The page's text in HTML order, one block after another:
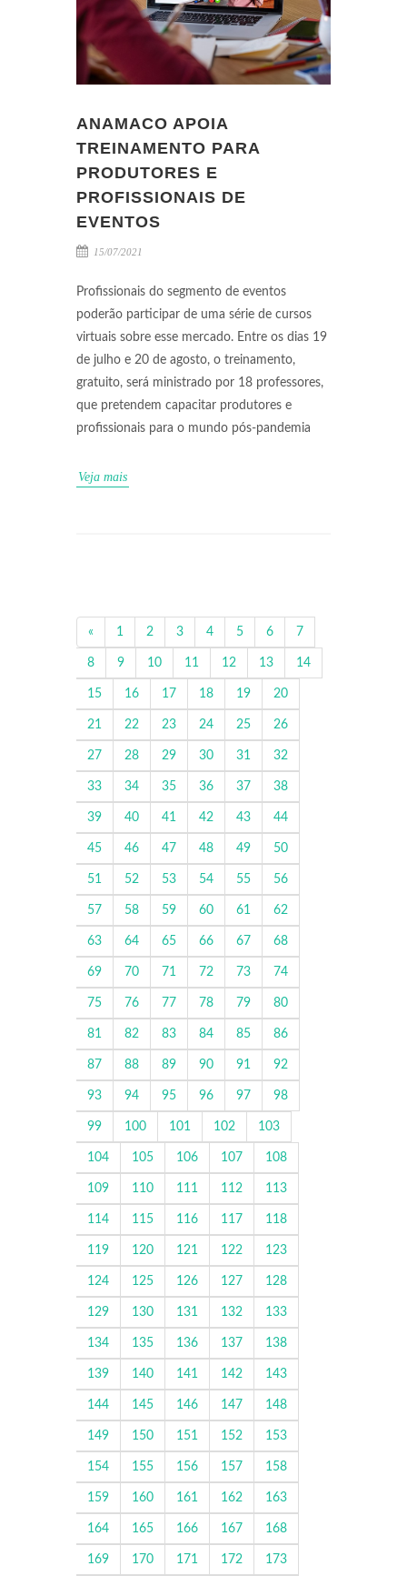
ANAMACO APOIA
TREINAMENTO PARA
PRODUTORES E
PROFISSIONAIS DE
EVENTOS
15/07/2021
Profissionais do segmento de eventos
poderão participar de uma série de cursos
virtuais sobre esse mercado. Entre os dias 19
de julho e 20 de agosto, o treinamento,
gratuito, será ministrado por 18 professores,
que pretendem capacitar produtores e
profissionais para o mundo pós-pandemia
Veja mais
« 1 2 3 4 5 6 7
8 9 10 11 12 13 14
15 16 17 18 19 20
21 22 23 24 25 26
27 28 29 30 31 32
33 34 35 36 37 38
39 40 41 42 43 44
45 46 47 48 49 50
51 52 53 54 55 56
57 58 59 60 61 62
63 64 65 66 67 68
69 70 71 72 73 74
75 76 77 78 79 80
81 82 83 84 85 86
87 88 89 90 91 92
93 94 95 96 97 98
99 100 101 102 103
104 105 106 107 108
109 110 111 112 113
114 115 116 117 118
119 120 121 122 123
124 125 126 127 128
129 130 131 132 133
134 135 136 137 138
139 140 141 142 143
144 145 146 147 148
149 150 151 152 153
154 155 156 157 158
159 160 161 162 163
164 165 166 167 168
169 170 171 172 173